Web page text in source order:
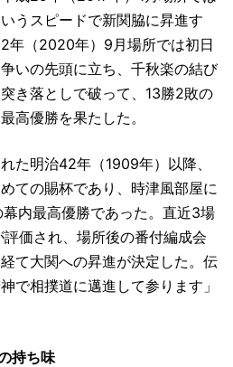
うスピードで新関脇に昇進す
年（2020年）9月場所では初日
いの先頭に立ち、千秋楽の結び
き落としで破って、13勝2敗の
高優勝を果たした。
た明治42年（1909年）以降、
ての賜杯であり、時津風部屋に
内最高優勝であった。直近3場
価され、場所後の番付編成会
て大関への昇進が決定した。伝
で相撲道に邁進して参ります」
持ち味